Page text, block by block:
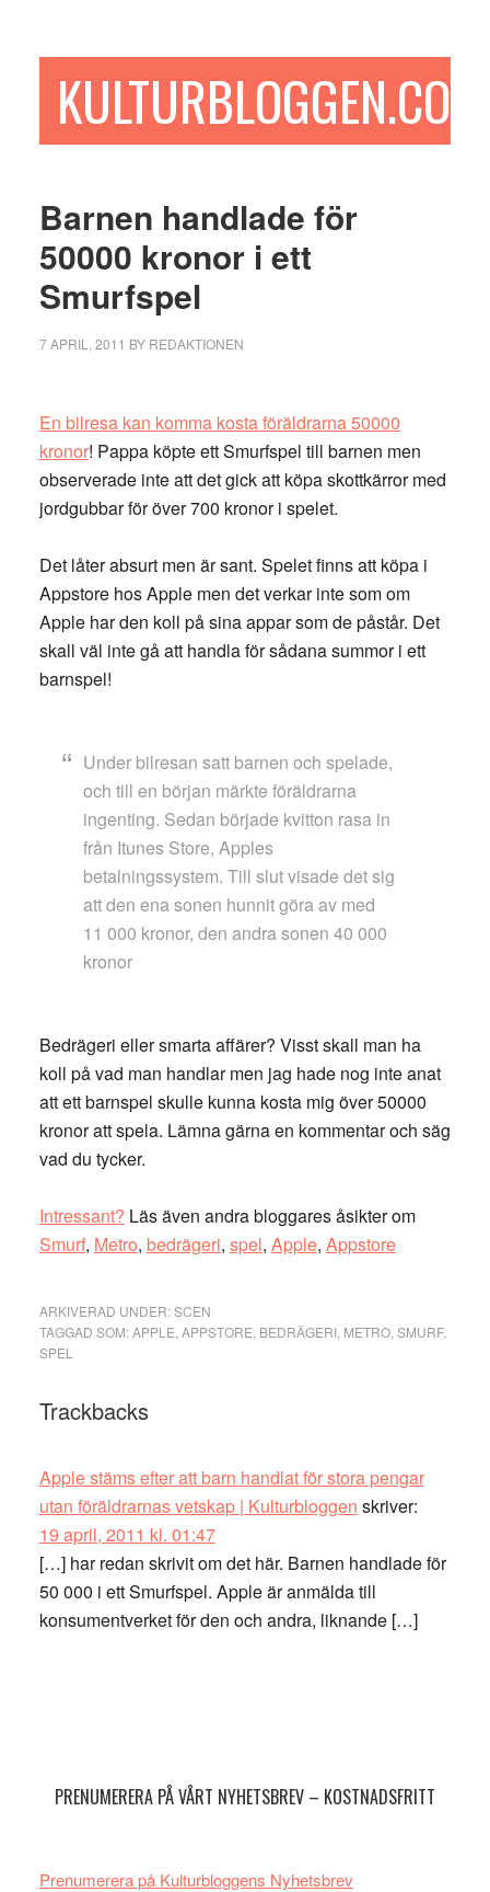
sidofältetKULTURBLOGGEN.COM
Barnen handlade för
50000 kronor i ett
Smurfspel
7 APRIL, 2011 BY REDAKTIONEN
En bilresa kan komma kosta föräldrarna 50000
kronor! Pappa köpte ett Smurfspel till barnen men
observerade inte att det gick att köpa skottkärror med
jordgubbar för över 700 kronor i spelet.
Det låter absurt men är sant. Spelet finns att köpa i
Appstore hos Apple men det verkar inte som om
Apple har den koll på sina appar som de påstår. Det
skall väl inte gå att handla för sådana summor i ett
barnspel!
Under bilresan satt barnen och spelade,
och till en början märkte föräldrarna
ingenting. Sedan började kvitton rasa in
från Itunes Store, Apples
betalningssystem. Till slut visade det sig
att den ena sonen hunnit göra av med
11 000 kronor, den andra sonen 40 000
kronor
Bedrägeri eller smarta affärer? Visst skall man ha
koll på vad man handlar men jag hade nog inte anat
att ett barnspel skulle kunna kosta mig över 50000
kronor att spela. Lämna gärna en kommentar och säg
vad du tycker.
Intressant? Läs även andra bloggares åsikter om
Smurf, Metro, bedrägeri, spel, Apple, Appstore
ARKIVERAD UNDER:SCEN
TAGGAD SOM:APPLE APPSTORE BEDRÄGERI, METRO, SMURF,
SPEL
Läsarkommentarer
Trackbacks
Apple stäms efter att barn handlat för stora pengar
utan föräldrarnas vetskap | Kulturbloggen skriver:
19 april, 2011 kl. 01:47
[…] har redan skrivit om det här. Barnen handlade för
50 000 i ett Smurfspel. Apple är anmälda till
konsumentverket för den och andra, liknande […]
PRENUMERERA PÅ VÅRT NYHETSBREV – KOSTNADSFRITT
Prenumerera på Kulturbloggens Nyhetsbrev